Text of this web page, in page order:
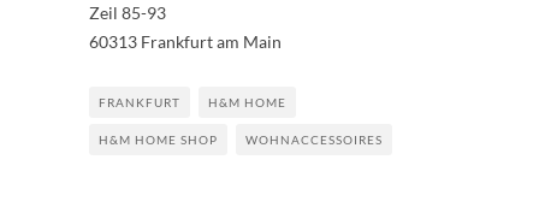
Zeil 85-93
60313 Frankfurt am Main
FRANKFURT H&M HOME
H&M HOME SHOP WOHNACCESSOIRES